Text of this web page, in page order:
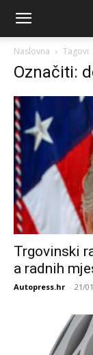
AutopressHR
Naslovna Tagovi
Označiti:
Trgovinski
a radnih
Autopress.hr - 21/